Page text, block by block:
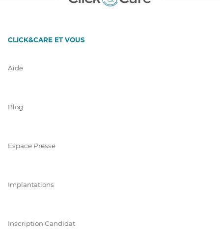
CLICK&CARE ET VOUS
Aide
Blog
Espace Presse
Implantations
Inscription Candidat